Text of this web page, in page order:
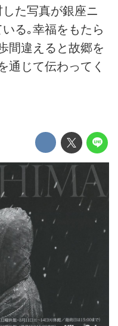
た写真が銀座ニ
る｡幸福をもたら
間違えると故郷を
通じて伝わってく